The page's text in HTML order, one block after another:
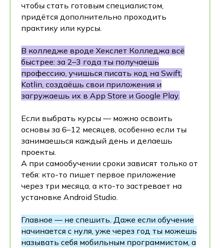
чтобы стать готовым специалистом,
придётся дополнительно проходить
практику или курсы.
В колледже вроде Хекслет Колледжа всё
быстрее: за 2–3 года ты получаешь
профессию, учишься писать код на Swift,
Kotlin, создаёшь свои приложения и
загружаешь их в App Store и Google Play.
Если выбрать курсы — можно освоить
основы за 6–12 месяцев, особенно если ты
занимаешься каждый день и делаешь
проекты.
А при самообучении сроки зависят только от
тебя: кто-то пишет первое приложение
через три месяца, а кто-то застревает на
установке Android Studio.
Главное — не спешить. Даже если обучение
начинается с нуля, уже через год ты можешь
называть себя мобильным программистом, а